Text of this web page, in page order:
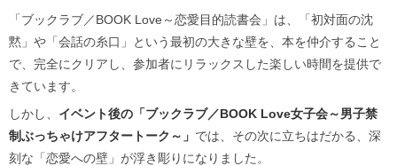
「ブックラブ／BOOK Love～恋愛目的読書会」は、「初対面の沈
黙」や「会話の糸口」という最初の大きな壁を、本を仲介すること
で、完全にクリアし、参加者にリラックスした楽しい時間を提供で
きています。
しかし、 イベント後の「ブックラブ／BOOK Love女子会～男子禁
制ぶっちゃけアフタートーク～」 では、その次に立ちはだかる、深
刻な「恋愛への壁」が浮き彫りになりました。